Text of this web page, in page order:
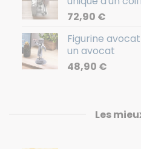
72,90 €
Figurine
un avocat
48,90 €
Les